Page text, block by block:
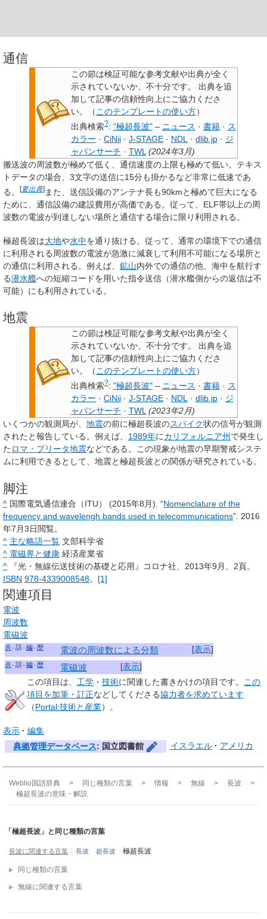
通信
この節は検証可能な参考文献や出典が全く
示されていないか、不十分です。
出典を追
加して記事の信頼性向上にご協力くださ
い。
（このテンプレートの使い方）
出典検索?: "極超長波"– ニュース · 書籍 · ス
カラー · CiNii · J-STAGE · NDL · dlib.jp · ジ
ャパンサーチ · TWL (2024年3月)
搬送波の周波数が極めて低く、通信速度の上限も極めて低い。 テキス
トデータの場合、3文字の送信に15分も掛かるなど非常に低速であ
る。
[要出典] また、送信設備のアンテナ長も90kmと極めて巨大になる
ために、通信設備の建設費用が高価である。従って、ELF帯以上の周
波数の電波が到達しない場所と通信する場合に限り利用される。
極超長波は大地や水中を通り抜ける。従って、通常の環境下での通信
に利用される周波数の電波が急激に減衰して利用不可能になる場所と
の通信に利用される。例えば、 鉱山内外での通信の他、海中を航行す
る潜水艦への短縮コードを用いた指令送信（潜水艦側からの返信は不
可能）にも利用されている。
地震
この節は検証可能な参考文献や出典が全く
示されていないか、不十分です。
出典を追
加して記事の信頼性向上にご協力くださ
い。
（このテンプレートの使い方）
出典検索?: "極超長波"– ニュース · 書籍 · ス
カラー · CiNii · J-STAGE · NDL · dlib.jp · ジ
ャパンサーチ · TWL (2023年2月)
いくつかの観測局が、 地震の前に極超長波のスパイク状の信号が観測
されたと報告している。例えば、 1989年にカリフォルニア州 で発生し
た ロマ・プリータ地震などである。この現象が地震の早期警戒システ
ムに利用できるとして、地震と極超長波との関係が研究されている。
脚注
^ 国際電気通信連合（ITU） (2015年8月). “Nomenclature of the
frequency and wavelengh bands used in telecommunications”. 2016
年7月3日閲覧。
^ 主な略語一覧 文部科学省
^ 電磁界と健康 経済産業省
^
『光・無線伝送技術の基礎と応用』コロナ社、2013年9月、2頁。
ISBN 978-4339008548。 [1]
関連項目
電波
周波数
電磁波
[表示]
表 話 編 歴 電波の周波数による分類
[表示]
表 話 編 歴 電磁波
この項目は、 工学 ・ 技術に関連した書きかけの項目 です。
この
項目を加筆・訂正などしてくださる協力者を求めています
（Portal:技術と産業）。
表示
編集
典拠管理データベース: 国立図書館 イスラエル アメリカ
Weblio国語辞典 > 同じ種類の言葉 > 情報 > 無線 > 長波
>
極超長波の意味・解説
「極超長波」と同じ種類の言葉
長波に関連する言葉 長波 超長波 極超長波
同じ種類の言葉
無線に関連する言葉